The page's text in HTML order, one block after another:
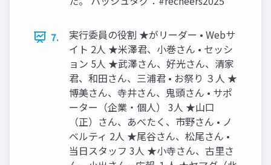
7.
実行委員の役割 ★がリーダー • Webサ
イト 2人 ★米澤君、小巻さん • セッシ
ョン 5人 ★武澤さん、好光さん、清家
君、和田さん、三浦君 • お祭り ３人 ★
博美さん、寺井さん、鬼頭さん • サポ
ーター（企業・個人） 3人 ★山口
（正）さん、あべたく、市野さん • ノ
ベルティ 2人 ★尾谷さん、松尾さん •
当日スタッフ 3人 ★小寺さん、古里さ